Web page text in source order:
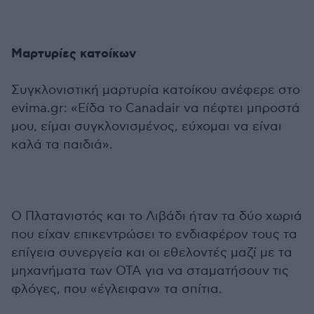
Μαρτυρίες κατοίκων
Συγκλονιστική μαρτυρία κατοίκου ανέφερε στο
evima.gr: «Είδα το Canadair να πέφτει μπροστά
μου, είμαι συγκλονισμένος, εύχομαι να είναι
καλά τα παιδιά».
Ο Πλατανιστός και το Λιβάδι ήταν τα δύο χωριά
που είχαν επικεντρώσει το ενδιαφέρον τους τα
επίγεια συνεργεία και οι εθελοντές μαζί με τα
μηχανήματα των ΟΤΑ για να σταματήσουν τις
φλόγες, που «έγλειφαν» τα σπίτια.